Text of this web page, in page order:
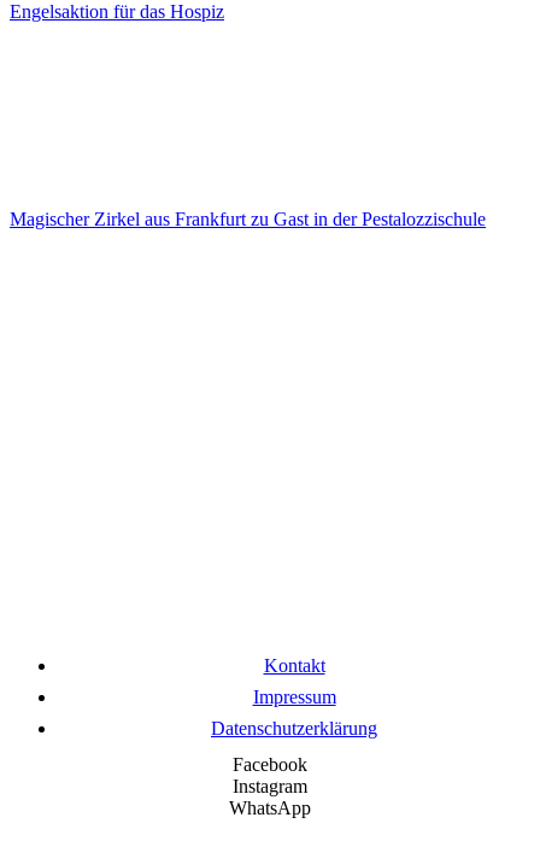
Engelsaktion für das Hospiz
Magischer Zirkel aus Frankfurt zu Gast in der Pestalozzischule
Kontakt
Impressum
Datenschutzerklärung
Facebook
Instagram
WhatsApp